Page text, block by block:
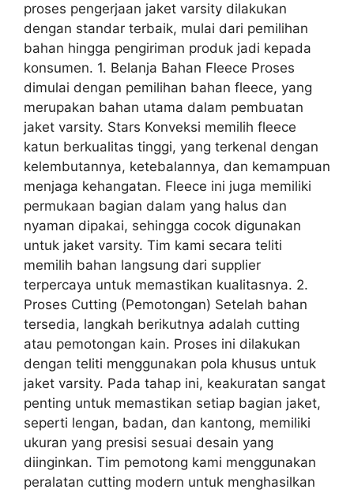
proses pengerjaan jaket varsity dilakukan
dengan standar terbaik, mulai dari pemilihan
bahan hingga pengiriman produk jadi kepada
konsumen. 1. Belanja Bahan Fleece Proses
dimulai dengan pemilihan bahan fleece, yang
merupakan bahan utama dalam pembuatan
jaket varsity. Stars Konveksi memilih fleece
katun berkualitas tinggi, yang terkenal dengan
kelembutannya, ketebalannya, dan kemampuan
menjaga kehangatan. Fleece ini juga memiliki
permukaan bagian dalam yang halus dan
nyaman dipakai, sehingga cocok digunakan
untuk jaket varsity. Tim kami secara teliti
memilih bahan langsung dari supplier
terpercaya untuk memastikan kualitasnya. 2.
Proses Cutting (Pemotongan) Setelah bahan
tersedia, langkah berikutnya adalah cutting
atau pemotongan kain. Proses ini dilakukan
dengan teliti menggunakan pola khusus untuk
jaket varsity. Pada tahap ini, keakuratan sangat
penting untuk memastikan setiap bagian jaket,
seperti lengan, badan, dan kantong, memiliki
ukuran yang presisi sesuai desain yang
diinginkan. Tim pemotong kami menggunakan
peralatan cutting modern untuk menghasilkan